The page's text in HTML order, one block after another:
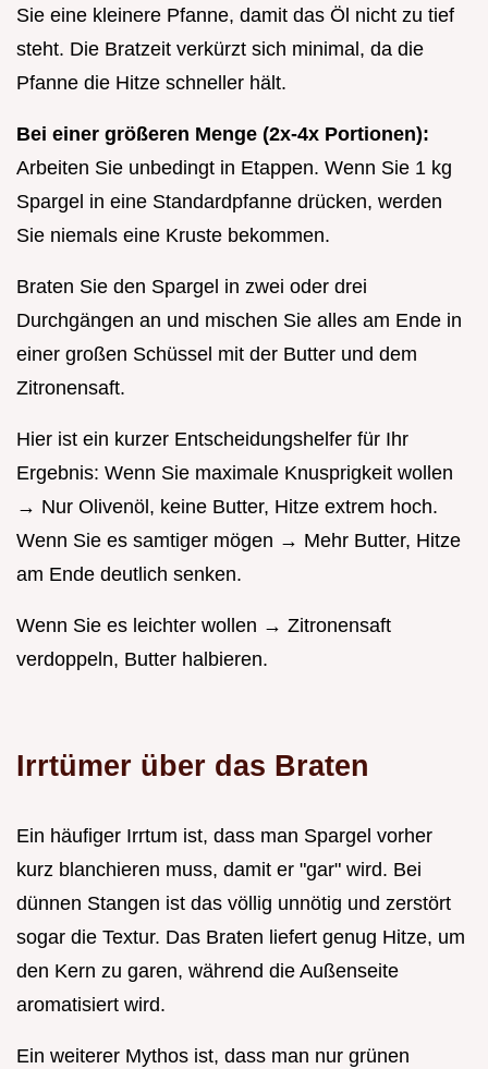
Sie eine kleinere Pfanne, damit das Öl nicht zu tief
steht. Die Bratzeit verkürzt sich minimal, da die
Pfanne die Hitze schneller hält.
Bei einer größeren Menge (2x-4x Portionen):
Arbeiten Sie unbedingt in Etappen. Wenn Sie 1 kg
Spargel in eine Standardpfanne drücken, werden
Sie niemals eine Kruste bekommen.
Braten Sie den Spargel in zwei oder drei
Durchgängen an und mischen Sie alles am Ende in
einer großen Schüssel mit der Butter und dem
Zitronensaft.
Hier ist ein kurzer Entscheidungshelfer für Ihr
Ergebnis: Wenn Sie maximale Knusprigkeit wollen
→ Nur Olivenöl, keine Butter, Hitze extrem hoch.
Wenn Sie es samtiger mögen → Mehr Butter, Hitze
am Ende deutlich senken.
Wenn Sie es leichter wollen → Zitronensaft
verdoppeln, Butter halbieren.
Irrtümer über das Braten
Ein häufiger Irrtum ist, dass man Spargel vorher
kurz blanchieren muss, damit er "gar" wird. Bei
dünnen Stangen ist das völlig unnötig und zerstört
sogar die Textur. Das Braten liefert genug Hitze, um
den Kern zu garen, während die Außenseite
aromatisiert wird.
Ein weiterer Mythos ist, dass man nur grünen